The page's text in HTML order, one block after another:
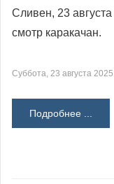
Сливен, 23
смотр каракачан.
Суббота, 23 августа
Подробнее ...